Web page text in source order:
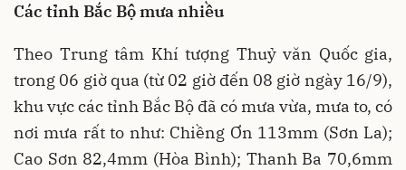
Các tỉnh Bắc Bộ mưa nhiều
Theo Trung tâm Khí tượng Thuỷ văn Quốc gia,
trong 06 giờ qua (từ 02 giờ đến 08 giờ ngày 16/9),
khu vực các tỉnh Bắc Bộ đã có mưa vừa, mưa to, có
nơi mưa rất to như: Chiềng Ơn 113mm (Sơn La);
Cao Sơn 82,4mm (Hòa Bình); Thanh Ba 70,6mm